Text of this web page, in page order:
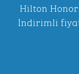
Hilton
İndirimli